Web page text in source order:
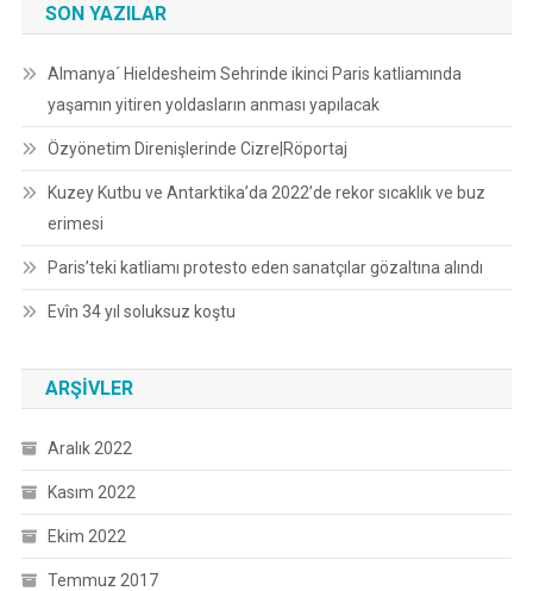
SON YAZILAR
Almanya´ Hieldesheim Sehrinde ikinci Paris katliamında
yaşamın yitiren yoldasların anması yapılacak
Özyönetim Direnişlerinde Cizre|Röportaj
Kuzey Kutbu ve Antarktika’da 2022’de rekor sıcaklık ve buz
erimesi
Paris’teki katliamı protesto eden sanatçılar gözaltına alındı
Evîn 34 yıl soluksuz koştu
ARŞIVLER
Aralık 2022
Kasım 2022
Ekim 2022
Temmuz 2017